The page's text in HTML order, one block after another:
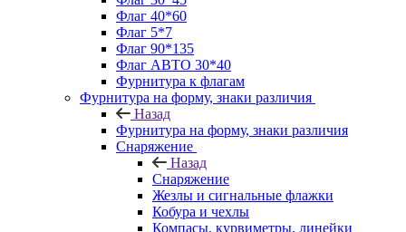
Флаг 40*60
Флаг 5*7
Флаг 90*135
Флаг АВТО 30*40
Фурнитура к флагам
Фурнитура на форму, знаки различия
Назад
Фурнитура на форму, знаки различия
Снаряжение
Назад
Снаряжение
Жезлы и сигнальные флажки
Кобура и чехлы
Компасы, курвиметры, линейки